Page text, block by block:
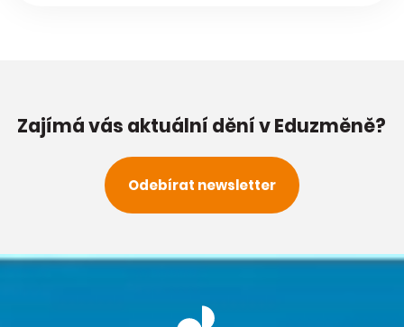
Zajímá vás aktuální dění v Eduzměně?
Odebírat newsletter